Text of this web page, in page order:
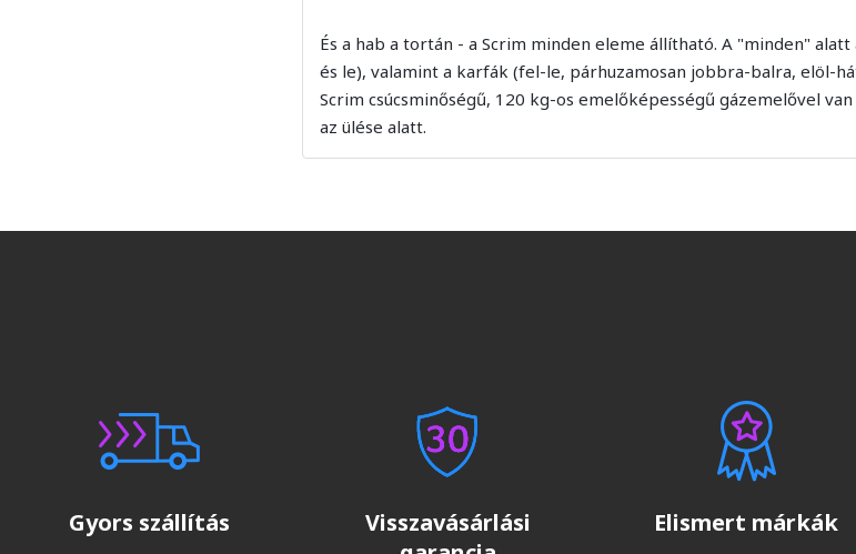
És a hab a tortán - a Scrim minden eleme állítható. A "minden"
és le), valamint a karfák (fel-le, párhuzamosan jobbra-balra, elöl-
Scrim csúcsminőségű, 120 kg-os emelőképességű gázemelővel
az ülése alatt.
Gyors szállítás
Visszavásárlási
Elismert márkák